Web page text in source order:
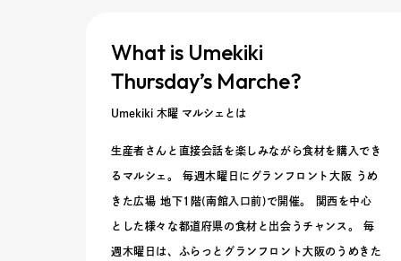
What is Umekiki
Thursday’s Marche?
Umekiki 木曜 マルシェとは
生産者さんと直接会話を楽しみながら食材を購入でき
るマルシェ。 毎週木曜日にグランフロント大阪 うめ
きた広場 地下1階(南館入口前)で開催。 関西を中心
とした様々な都道府県の食材と出会うチャンス。 毎
週木曜日は、ふらっとグランフロント大阪のうめきた